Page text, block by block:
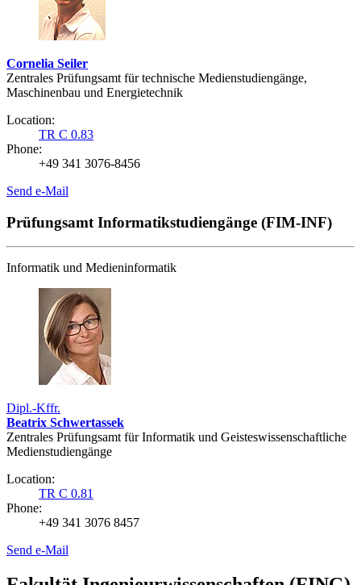
Cornelia Seiler
Zentrales Prüfungsamt für technische Medienstudiengänge,
Maschinenbau und Energietechnik
Location:
TR C 0.83
Phone:
+49 341 3076-8456
Send e-Mail
Prüfungsamt Informatikstudiengänge (FIM-INF)
Informatik und Medieninformatik
Dipl.-Kffr.
Beatrix Schwertassek
Zentrales Prüfungsamt für Informatik und Geisteswissenschaftliche
Medienstudiengänge
Location:
TR C 0.81
Phone:
+49 341 3076 8457
Send e-Mail